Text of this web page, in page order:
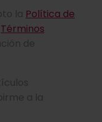
la Política de
Términos
de
a la